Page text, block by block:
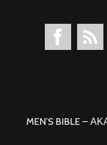
MEN’S BIBLE –